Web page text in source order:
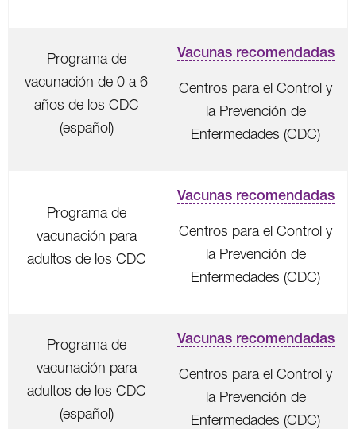
Programa de
vacunación de 0 a 6
años de los CDC
(español)
Vacunas recomendadas
Centros para el Control y
la Prevención de
Enfermedades (CDC)
Programa de
vacunación para
adultos de los CDC
Vacunas recomendadas
Centros para el Control y
la Prevención de
Enfermedades (CDC)
Programa de
vacunación para
adultos de los CDC
(español)
Vacunas recomendadas
Centros para el Control y
la Prevención de
Enfermedades (CDC)